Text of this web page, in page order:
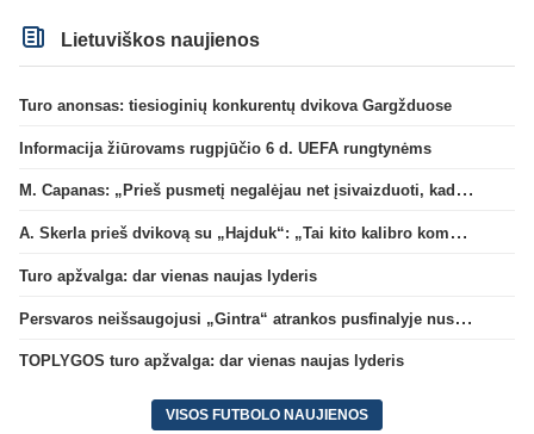
Lietuviškos naujienos
Turo anonsas: tiesioginių konkurentų dvikova Gargžduose
Informacija žiūrovams rugpjūčio 6 d. UEFA rungtynėms
M. Capanas: „Prieš pusmetį negalėjau net įsivaizduoti, kad žaisime prieš „Hajduk“
A. Skerla prieš dvikovą su „Hajduk“: „Tai kito kalibro komanda“
Turo apžvalga: dar vienas naujas lyderis
Persvaros neišsaugojusi „Gintra“ atrankos pusfinalyje nusileido Škotijos čempionėms
TOPLYGOS turo apžvalga: dar vienas naujas lyderis
VISOS FUTBOLO NAUJIENOS